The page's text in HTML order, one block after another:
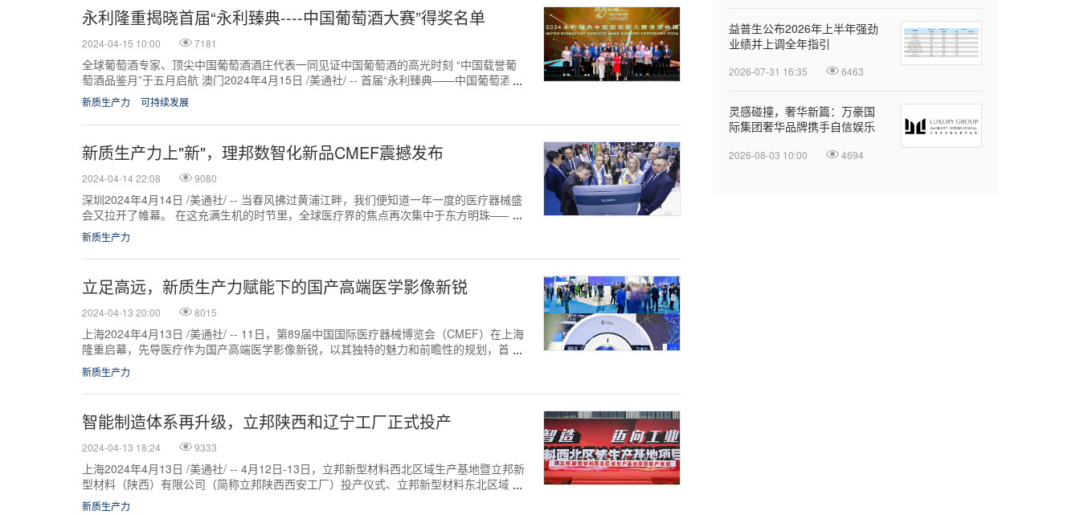
永利隆重揭晓首届“永利臻典----中国葡萄酒大赛”得奖名单
2024-04-15 10:00 7181
全球葡萄酒专家、顶尖中国葡萄酒酒庄代表一同见证中国葡萄酒的高光时刻 “中国载誉葡
萄酒品鉴月”于五月启航 澳门2024年4月15日 /美通社/ -- 首届“永利臻典——中国葡萄酒大
赛”颁奖礼于4月...
新质生产力 可持续发展
新质生产力上"新"，理邦数智化新品CMEF震撼发布
2024-04-14 22:08 9080
深圳2024年4月14日 /美通社/ -- 当春风拂过黄浦江畔，我们便知道一年一度的医疗器械盛
会又拉开了帷幕。 在这充满生机的时节里，全球医疗界的焦点再次集中于东方明珠——上
海。在这里，理邦携29...
新质生产力
立足高远，新质生产力赋能下的国产高端医学影像新锐
2024-04-13 20:00 8015
上海2024年4月13日 /美通社/ -- 11日，第89届中国国际医疗器械博览会（CMEF）在上海
隆重启幕，先导医疗作为国产高端医学影像新锐，以其独特的魅力和前瞻性的规划，首次
独立亮相便吸引了业界...
新质生产力
智能制造体系再升级，立邦陕西和辽宁工厂正式投产
2024-04-13 18:24 9333
上海2024年4月13日 /美通社/ -- 4月12日-13日，立邦新型材料西北区域生产基地暨立邦新
型材料（陕西）有限公司（简称立邦陕西西安工厂）投产仪式、立邦新型材料东北区域生
产基地暨立邦新型材料...
新质生产力
益普生公布2026年上半年强劲
业绩并上调全年指引
2026-07-31 16:35 6463
灵感碰撞，奢华新篇：万豪国
际集团奢华品牌携手自信娱乐
2026-08-03 10:00 4694